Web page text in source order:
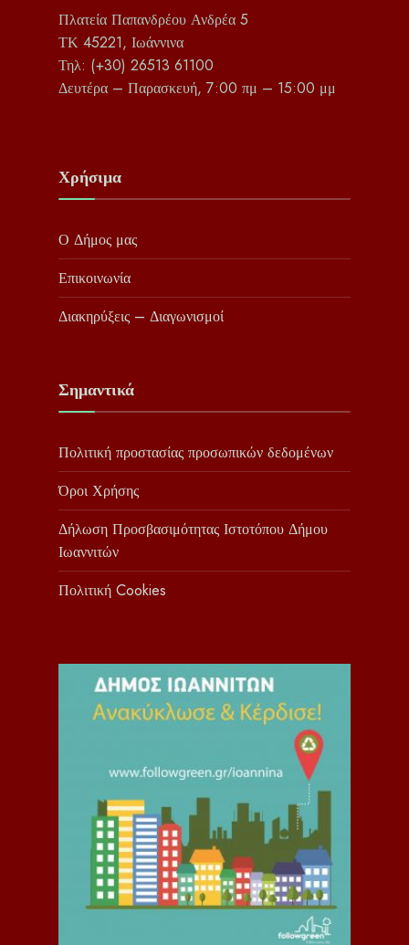
Πλατεία Παπανδρέου Ανδρέα 5
ΤΚ 45221, Ιωάννινα
Τηλ: (+30) 26513 61100
Δευτέρα – Παρασκευή, 7:00 πμ – 15:00 μμ
Χρήσιμα
Ο Δήμος μας
Επικοινωνία
Διακηρύξεις – Διαγωνισμοί
Σημαντικά
Πολιτική προστασίας προσωπικών δεδομένων
Όροι Χρήσης
Δήλωση Προσβασιμότητας Ιστοτόπου Δήμου
Ιωαννιτών
Πολιτική Cookies